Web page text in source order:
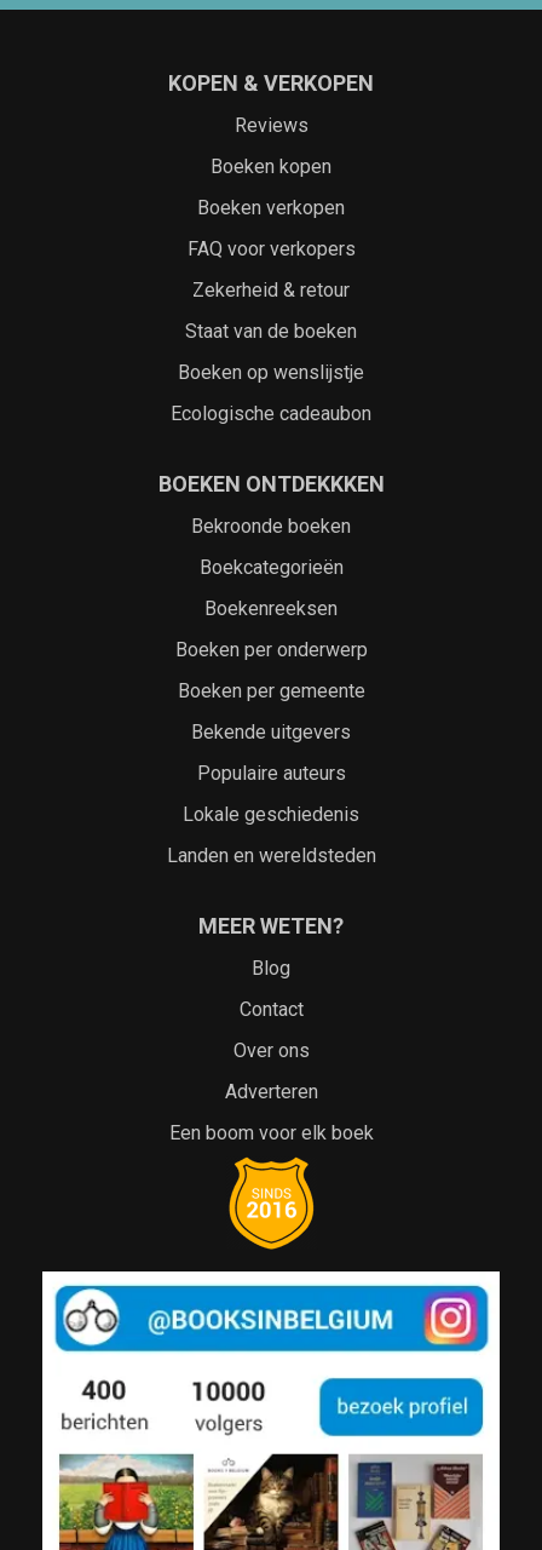
KOPEN & VERKOPEN
Reviews
Boeken kopen
Boeken verkopen
FAQ voor verkopers
Zekerheid & retour
Staat van de boeken
Boeken op wenslijstje
Ecologische cadeaubon
BOEKEN ONTDEKKKEN
Bekroonde boeken
Boekcategorieën
Boekenreeksen
Boeken per onderwerp
Boeken per gemeente
Bekende uitgevers
Populaire auteurs
Lokale geschiedenis
Landen en wereldsteden
MEER WETEN?
Blog
Contact
Over ons
Adverteren
Een boom voor elk boek